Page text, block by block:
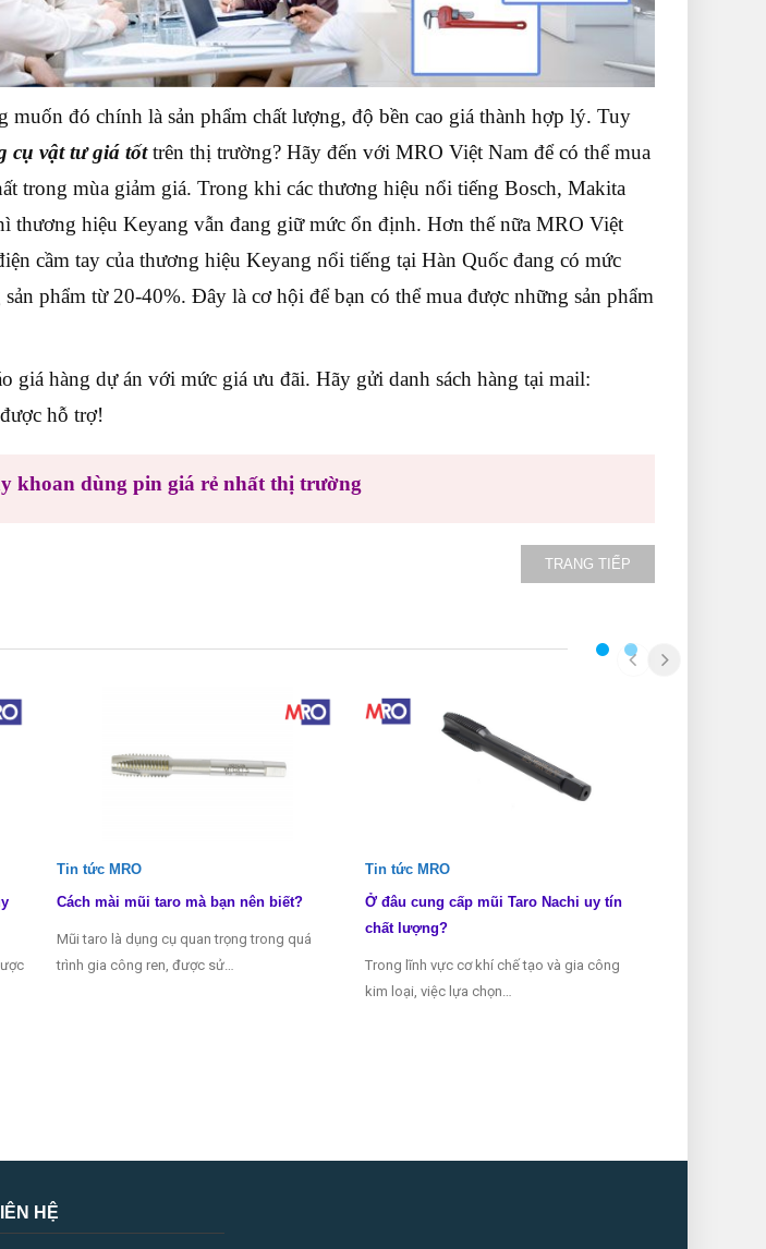
muốn đó chính là sản phẩm chất lượng, độ bền cao giá thành hợp lý. Tuy
cụ vật tư giá tốttrên thị trường? Hãy đến với MRO Việt Nam để có thể mua
trong mùa giảm giá. Trong khi các thương hiệu nổi tiếng Bosch, Makita
thương hiệu Keyang vẫn đang giữ mức ổn định. Hơn thế nữa MRO Việt
cầm tay của thương hiệu Keyang nổi tiếng tại Hàn Quốc đang có mức
sản phẩm từ 20-40%. Đây là cơ hội để bạn có thể mua được những sản phẩm
giá hàng dự án với mức giá ưu đãi. Hãy gửi danh sách hàng tại mail:
hỗ trợ!
khoan dùng pin giá rẻ nhất thị trường
TRANG TIẾP
Tin tức MRO
Cách mài mũi taro mà bạn nên biết?
Mũi taro là dụng cụ quan trọng trong quá
trình gia công ren, được sử…
Tin tức MRO
Ở đâu cung cấp mũi Taro Nachi uy tín
chất lượng?
Trong lĩnh vực cơ khí chế tạo và gia công
kim loại, việc lựa chọn…
HỆ